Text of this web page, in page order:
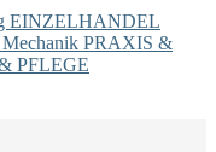
EINZELHANDEL
Mechanik PRAXIS &
PFLEGE